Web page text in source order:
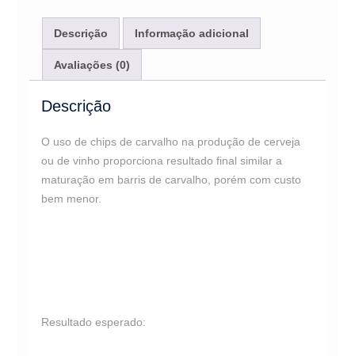
100gr
quantidade
Descrição Informação adicional
Avaliações (0)
Descrição
O uso de chips de carvalho na produção de cerveja
ou de vinho proporciona resultado final similar a
maturação em barris de carvalho, porém com custo
bem menor.
Resultado esperado: